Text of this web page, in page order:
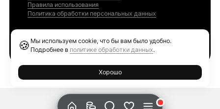
Правила использования
Политика обработки персональных данных
🍪 Мы используем cookie, что бы вам было удобно.
Подробнее в политике обработки данных.
Хорошо
Ethereum GAS Tracker